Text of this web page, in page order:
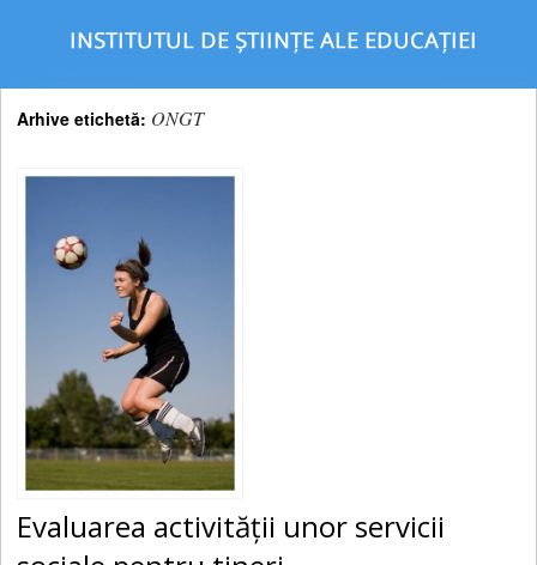
Arhive etichetă: ONGT
Evaluarea activităţii unor servicii